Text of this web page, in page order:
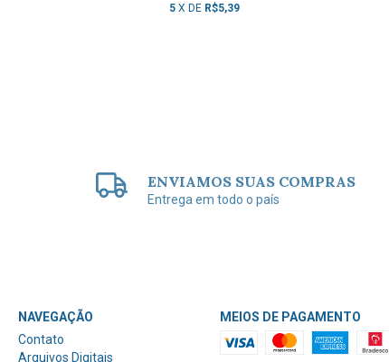
5 X DE R$5,39
ENVIAMOS SUAS COMPRAS
Entrega em todo o país
NAVEGAÇÃO
Contato
Arquivos Digitais
MEIOS DE PAGAMENTO